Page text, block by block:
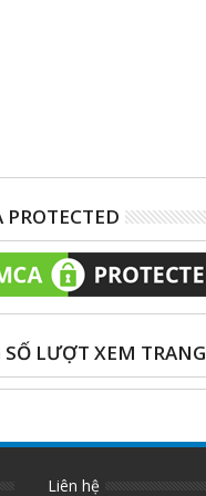
PROTECTED
SỐ LƯỢT XEM TRANG
Liên hệ